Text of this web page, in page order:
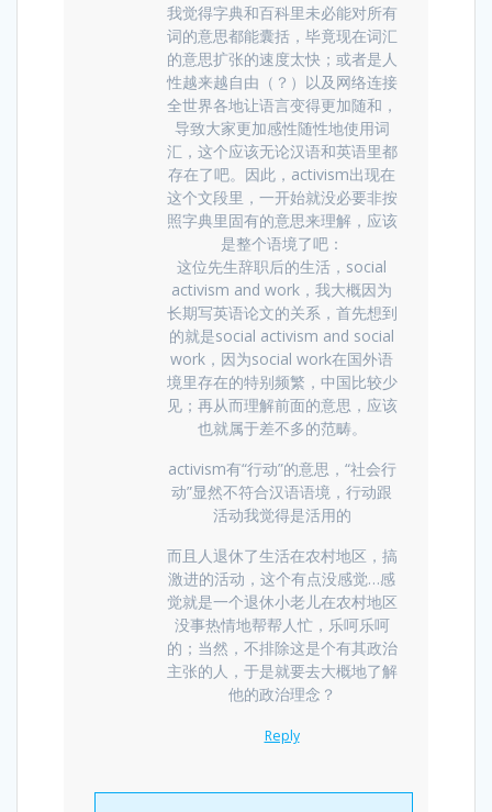
我觉得字典和百科里未必能对所有
词的意思都能囊括，毕竟现在词汇
的意思扩张的速度太快；或者是人
性越来越自由（？）以及网络连接
全世界各地让语言变得更加随和，
导致大家更加感性随性地使用词
汇，这个应该无论汉语和英语里都
存在了吧。因此，activism出现在
这个文段里，一开始就没必要非按
照字典里固有的意思来理解，应该
是整个语境了吧：
这位先生辞职后的生活，social
activism and work，我大概因为
长期写英语论文的关系，首先想到
的就是social activism and social
work，因为social work在国外语
境里存在的特别频繁，中国比较少
见；再从而理解前面的意思，应该
也就属于差不多的范畴。
activism有“行动”的意思，“社会行
动”显然不符合汉语语境，行动跟
活动我觉得是活用的
而且人退休了生活在农村地区，搞
激进的活动，这个有点没感觉…感
觉就是一个退休小老儿在农村地区
没事热情地帮帮人忙，乐呵乐呵
的；当然，不排除这是个有其政治
主张的人，于是就要去大概地了解
他的政治理念？
Reply